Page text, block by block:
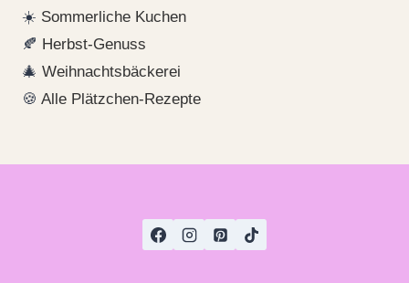
☀️ Sommerliche Kuchen
🍂 Herbst-Genuss
🎄 Weihnachtsbäckerei
🍪 Alle Plätzchen-Rezepte